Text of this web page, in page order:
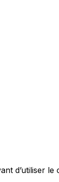
d’utiliser le